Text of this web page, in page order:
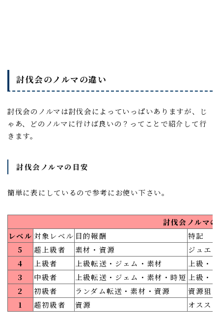
討伐会のノルマの違い
討伐会のノルマは討伐会によっていっぱいありますが、じ
ゃあ、どのノルマに行けば良いの？ってことで紹介して行
きます。
討伐会ノルマの目安
簡単に表にしているので参考にお使い下さい。
討伐会ノルマ
レベル 対象レベル 目的報酬
特記
5
超上級者 素材・資源
ジュエ
4
上級者 上級転送・ジェム・素材
上級・
3
中級者 上級転送・ジェム・素材・時短 上級・
2
初級者 ランダム転送・素材・資源
資源狙
1
超初級者 資源 オスス